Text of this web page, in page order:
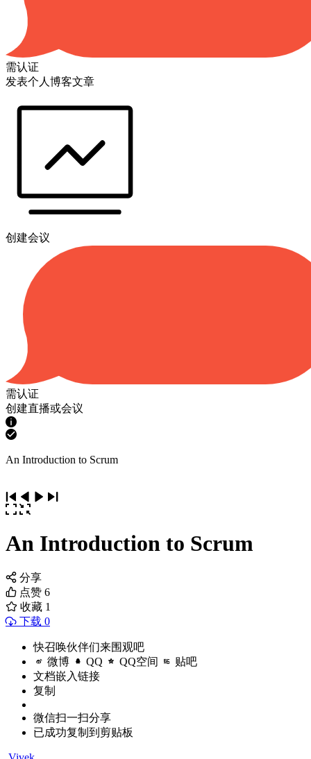
需认证
发表个人博客文章
创建会议
需认证
创建直播或会议
An Introduction to Scrum
An Introduction to Scrum
分享
点赞 6
收藏 1
下载 0
快召唤伙伴们来围观吧
微博 QQ QQ空间 贴吧
文档嵌入链接
复制
微信扫一扫分享
已成功复制到剪贴板